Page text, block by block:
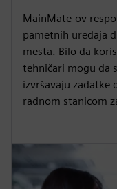
MainMate-ov
pametnih uređaja
mesta. Bilo da
tehničari mogu da
izvršavaju zadatke
radnom stanicom